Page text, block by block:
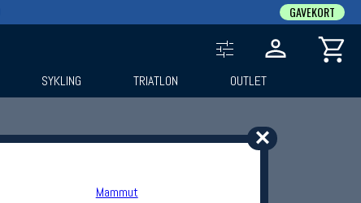
✕
Mammut
GAVEKORT
SYKLING TRIATLON OUTLET